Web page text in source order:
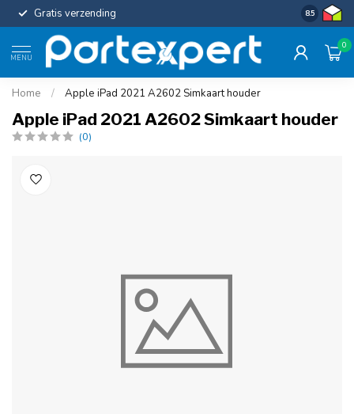
Gratis verzending Uniforme
8.5
MENU
0
Home / Apple iPad 2021 A2602 Simkaart houder
Apple iPad 2021 A2602 Simkaart houder
(0)